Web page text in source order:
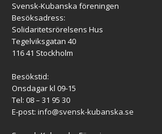
Svensk-Kubanska föreningen
Besöksadress:
Solidaritetsrörelsens Hus
Tegelviksgatan 40
116 41 Stockholm
Besökstid:
Onsdagar kl 09-15
Tel: 08 – 31 95 30
E-post: info@svensk-kubanska.se